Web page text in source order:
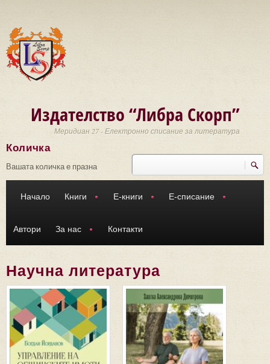
Издателство “Либра Скорп”
Меридиан 27 - Електронно списание за литература
Търси
Количка
Вашата количка е празна
Начало Книги Е-книги Е-списание
Автори За нас Контакти
Научна литература
Страници